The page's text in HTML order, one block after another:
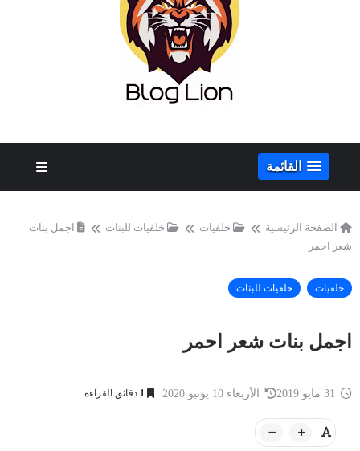
القائمة
الصفحة الرئيسية خلفيات خلفيات للبنات
اجمل بنات
شعر احمر
خلفيات خلفيات للبنات
اجمل بنات شعر احمر
الأربعاء 10 يونيو 2020 1 دقائق القراءة